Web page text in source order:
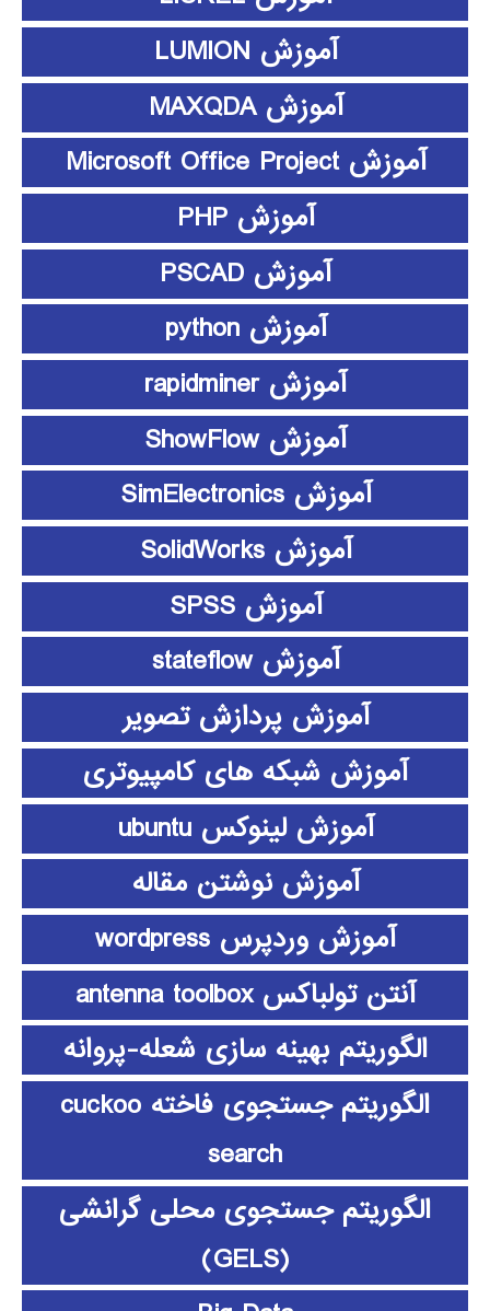
آموزش LUMION
آموزش MAXQDA
آموزش Microsoft Office Project
آموزش PHP
آموزش PSCAD
آموزش python
آموزش rapidminer
آموزش ShowFlow
آموزش SimElectronics
آموزش SolidWorks
آموزش SPSS
آموزش stateflow
آموزش پردازش تصویر
آموزش شبکه های کامپیوتری
آموزش لینوکس ubuntu
آموزش نوشتن مقاله
آموزش وردپرس wordpress
آنتن تولباکس antenna toolbox
الگوریتم بهینه سازی شعله-پروانه
الگوریتم جستجوی فاخته cuckoo
search
الگوریتم جستجوی محلی گرانشی
(GELS)